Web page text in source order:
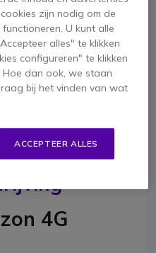
4G
zijn nodig om de
U kunt alle
alles" te klikken
configureren" te klikken
dan ook, we staan
bij het vinden van wat
ACCEPTEER ALLES